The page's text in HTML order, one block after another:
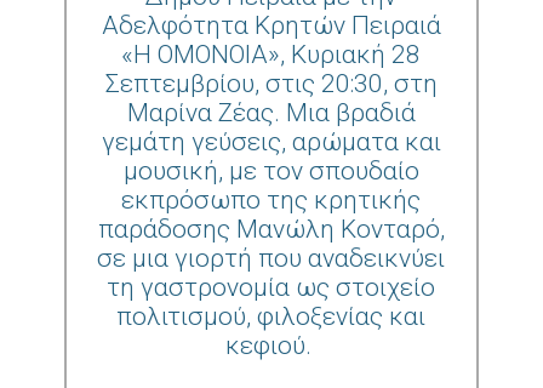
Αδελφότητα Κρητών Πειραιά
«Η ΟΜΟΝΟΙΑ», Κυριακή 28
Σεπτεμβρίου, στις 20:30, στη
Μαρίνα Ζέας. Μια βραδιά
γεμάτη γεύσεις, αρώματα και
μουσική, με τον σπουδαίο
εκπρόσωπο της κρητικής
παράδοσης Μανώλη Κονταρό,
σε μια γιορτή που αναδεικνύει
τη γαστρονομία ως στοιχείο
πολιτισμού, φιλοξενίας και
κεφιού.